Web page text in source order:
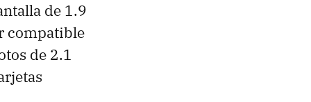
de 1.9
compatible
de 2.1